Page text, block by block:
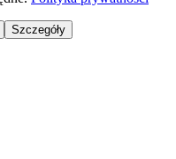
Szczegóły